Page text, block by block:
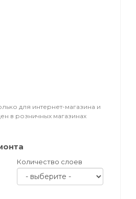
для интернет-магазина и
в розничных магазинах
Количество слоев